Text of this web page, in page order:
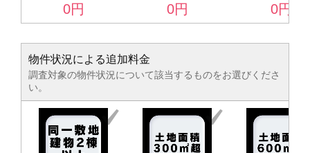
0円 0円 0円
物件状況による追加料金
調査対象の物件状況について該当するものをお選びくださ
い。